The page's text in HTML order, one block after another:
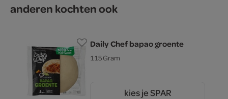
anderen kochten ook
Daily Chef bapao groente
115 Gram
kies je SPAR